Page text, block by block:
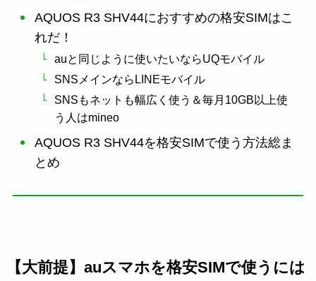
AQUOS R3 SHV44におすすめの格安SIMはこ
れだ！
auと同じように使いたいならUQモバイル
SNSメインならLINEモバイル
SNSもネットも幅広く使う＆毎月10GB以上使
う人はmineo
AQUOS R3 SHV44を格安SIMで使う方法総ま
とめ
【大前提】auスマホを格安SIMで使うには